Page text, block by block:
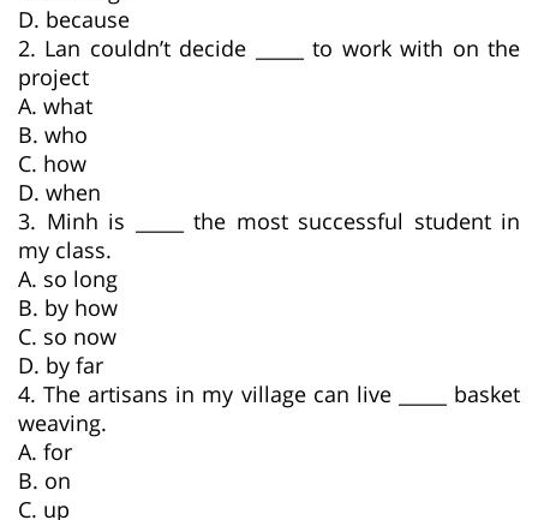
D. because
2. Lan couldn’t decide _____ to work with on the
project
A. what
B. who
C. how
D. when
3. Minh is _____ the most successful student in
my class.
A. so long
B. by how
C. so now
D. by far
4. The artisans in my village can live _____ basket
weaving.
A. for
B. on
C. up